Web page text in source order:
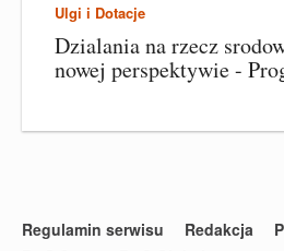
Ulgi i Dotacje
Dzialania na rzecz
nowej perspektywie -
Regulamin serwisu Redakcja